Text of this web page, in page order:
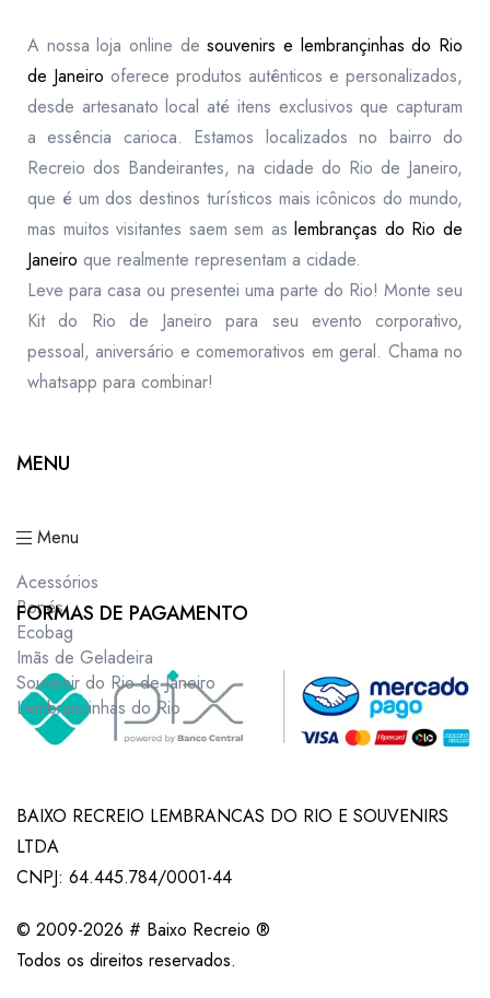
A nossa loja online desouvenirs e lembrançinhas do Rio
de Janeiro oferece produtos autênticos e personalizados,
desde artesanato local até itens exclusivos que capturam
a essência carioca. Estamos localizados no bairro do
Recreio dos Bandeirantes, na cidade do Rio de Janeiro,
que é um dos destinos turísticos mais icônicos do mundo,
mas muitos visitantes saem sem aslembranças do Rio de
Janeiro que realmente representam a cidade.
Leve para casa ou presentei uma parte do Rio! Monte seu
Kit do Rio de Janeiro para seu evento corporativo,
pessoal, aniversário e comemorativos em geral. Chama no
whatsapp para combinar!
MENU
Menu
Acessórios
Bonés
Ecobag
Imãs de Geladeira
Souvenir do Rio de Janeiro
Lembrancinhas do Rio
FORMAS DE PAGAMENTO
BAIXO RECREIO LEMBRANCAS DO RIO E SOUVENIRS
LTDA
CNPJ: 64.445.784/0001-44
© 2009-2026 # Baixo Recreio ®
Todos os direitos reservados.